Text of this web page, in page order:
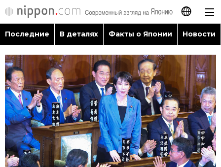
日本語
English
简体字
繁體字
Français
Español
Последние
В деталях
Факты о Японии
Последние В деталях Факты о Японии Новости